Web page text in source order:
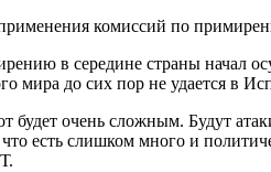
комиссий по
в середине страны начал
мира до сих пор не удается в
будет очень сложным. Будут
есть слишком много и